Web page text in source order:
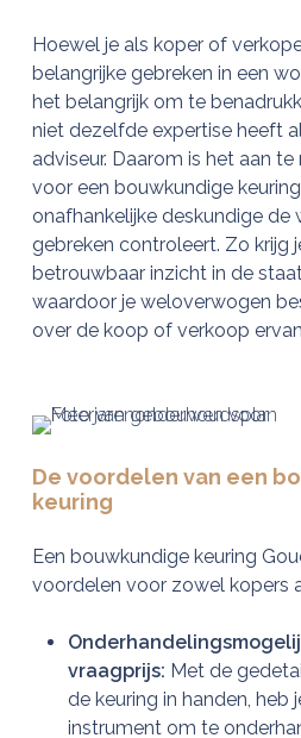
Hoewel je als koper of
belangrijke gebreken in een
het belangrijk om te
niet dezelfde expertise heeft
adviseur. Daarom is het aan
voor een bouwkundige
onafhankelijke deskundige de
gebreken controleert. Zo krijg
betrouwbaar inzicht in de
waardoor je weloverwogen
over de koop of verkoop
De voordelen van een
keuring
Een bouwkundige keuring
voordelen voor zowel kopers
vraagprijs: Met de
de keuring in handen, heb
instrument om te